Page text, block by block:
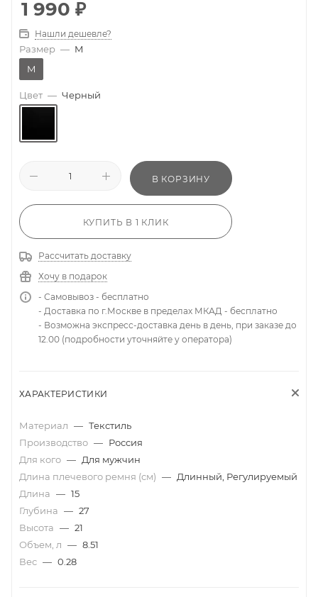
1 990 ₽
Нашли дешевле?
Размер — M
M
Цвет — Черный
В КОРЗИНУ
КУПИТЬ В 1 КЛИК
Рассчитать доставку
Хочу в подарок
- Самовывоз - бесплатно
- Доставка по г.Москве в пределах МКАД - бесплатно
- Возможна экспресс-доставка день в день, при заказе до
12.00 (подробности уточняйте у оператора)
ХАРАКТЕРИСТИКИ
Материал — Текстиль
Производство — Россия
Для кого — Для мужчин
Длина плечевого ремня (см) — Длинный, Регулируемый
Длина — 15
Глубина — 27
Высота — 21
Объем, л — 8.51
Вес — 0.28